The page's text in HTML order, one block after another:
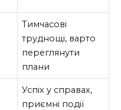
Тимчасові
труднощі, варто
переглянути
плани
Успіх у справах,
приємні події